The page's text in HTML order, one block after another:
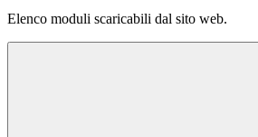
Elenco moduli scaricabili dal sito web.